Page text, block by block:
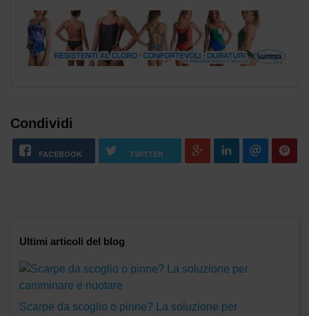
Condividi
FACEBOOK TWITTER
Ultimi articoli del blog
Scarpe da scoglio o pinne? La soluzione per